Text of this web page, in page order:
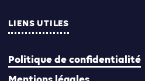
LIENS UTILES
Politique de confidentialité